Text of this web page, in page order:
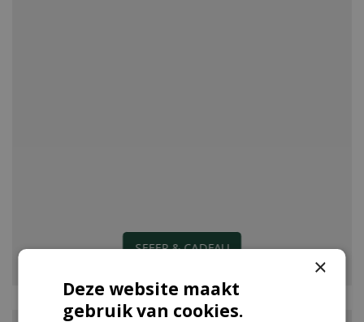
SFEER & CADEAU
×
Deze website maakt
gebruik van cookies.